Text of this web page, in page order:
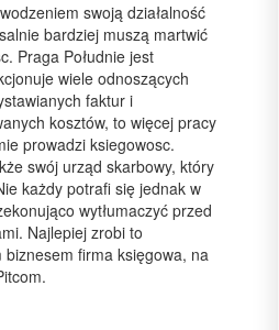
swoją działalność
bardziej muszą martwić
Praga Południe jest
wiele odnoszących
faktur i
kosztów, to więcej pracy
prowadzi ksiegowosc.
swój urząd skarbowy, który
każdy potrafi się jednak w
wytłumaczyć przed
Najlepiej zrobi to
biznesem firma księgowa, na